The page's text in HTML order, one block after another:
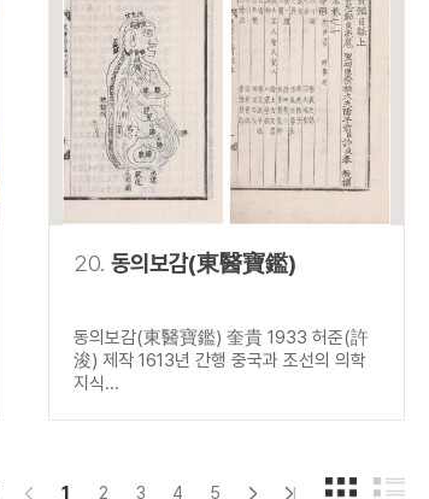
20. 동의보감(東醫寶鑑)
동의보감(東醫寶鑑) 奎貴 1933 허준(許
浚) 제작 1613년 간행 중국과 조선의 의학
지식...
1 2 3 4 5